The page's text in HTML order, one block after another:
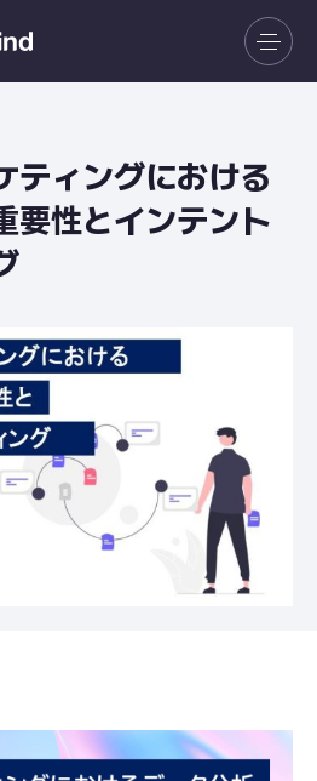
ティングにおける
要性とインテント